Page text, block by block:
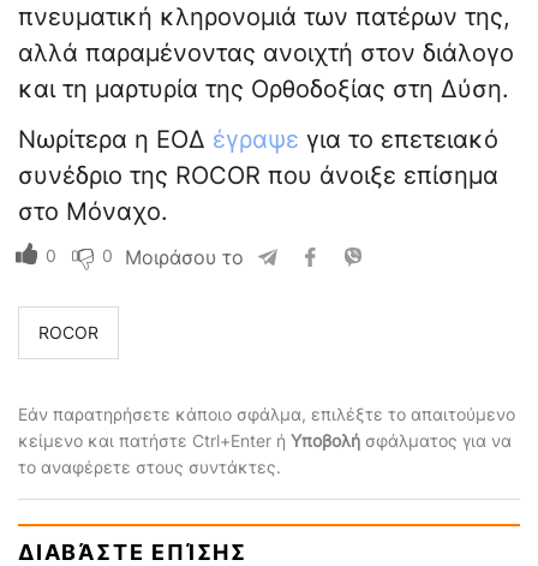
πνευματική κληρονομιά των πατέρων της,
αλλά παραμένοντας ανοιχτή στον διάλογο
και τη μαρτυρία της Ορθοδοξίας στη Δύση.
Νωρίτερα η ΕΟΔ έγραψε για το επετειακό
συνέδριο της ROCOR που άνοιξε επίσημα
στο Μόναχο.
0 0 Μοιράσου το
ROCOR
Εάν παρατηρήσετε κάποιο σφάλμα, επιλέξτε το απαιτούμενο
κείμενο και πατήστε Ctrl+Enter ή Υποβολή σφάλματος για να
το αναφέρετε στους συντάκτες.
ΔΙΑΒΆΣΤΕ ΕΠΊΣΗΣ